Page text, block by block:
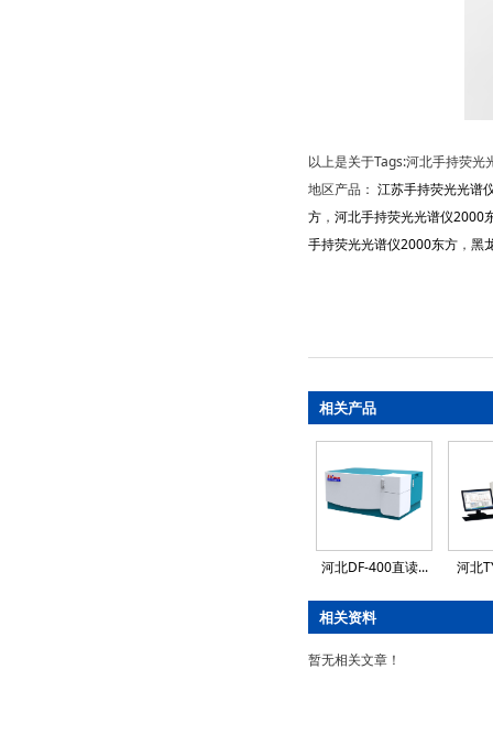
以上是关于Tags:河北手持荧光
地区产品： 江苏手持荧光光谱
方 ， 河北手持荧光光谱仪2000
手持荧光光谱仪2000东方 ， 黑
相关产品
河北DF-400直读... 河北
相关资料
暂无相关文章！